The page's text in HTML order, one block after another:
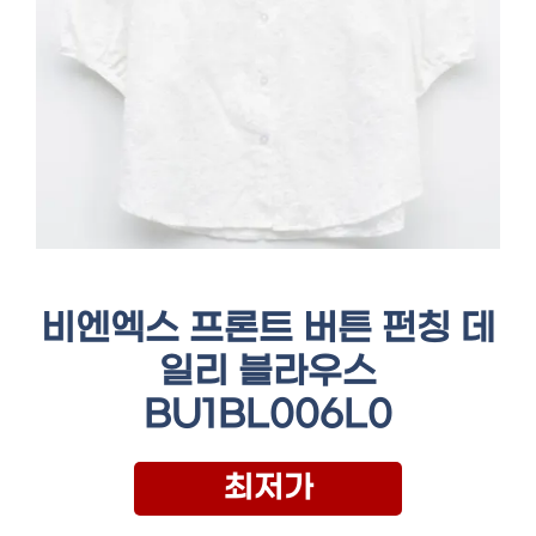
비엔엑스 프론트 버튼 펀칭 데
일리 블라우스
BU1BL006L0
최저가